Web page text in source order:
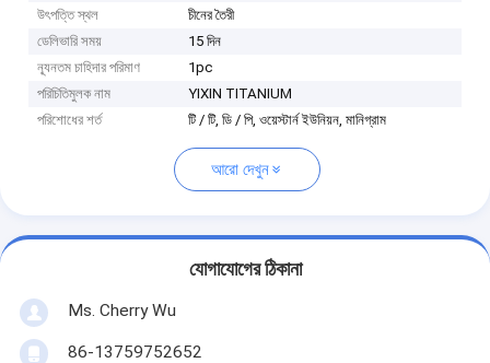
উৎপত্তি স্থল
চীনের তৈরী
ডেলিভারি সময়
15 দিন
ন্যূনতম চাহিদার পরিমাণ
1pc
পরিচিতিমুলক নাম
YIXIN TITANIUM
পরিশোধের শর্ত
টি / টি, ডি / পি, ওয়েস্টার্ন ইউনিয়ন, মানিগ্রাম
আরো দেখুন
যোগাযোগের ঠিকানা
Ms. Cherry Wu
86-13759752652